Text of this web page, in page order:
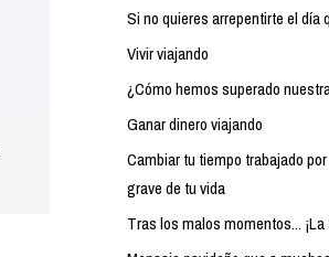
Si no quieres arrepentirte el día
Vivir viajando
¿Cómo hemos superado
Ganar dinero viajando
Cambiar tu tiempo trabajado
grave de tu vida
Tras los malos momentos... ¡La